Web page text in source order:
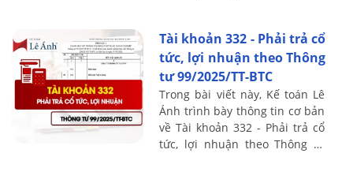
Tài khoản 332 - Phải trả cổ
tức, lợi nhuận theo Thông
tư 99/2025/TT-BTC
Trong bài viết này, Kế toán Lê
Ánh trình bày thông tin cơ bản
về Tài khoản 332 - Phải trả cổ
tức, lợi nhuận theo Thông tư